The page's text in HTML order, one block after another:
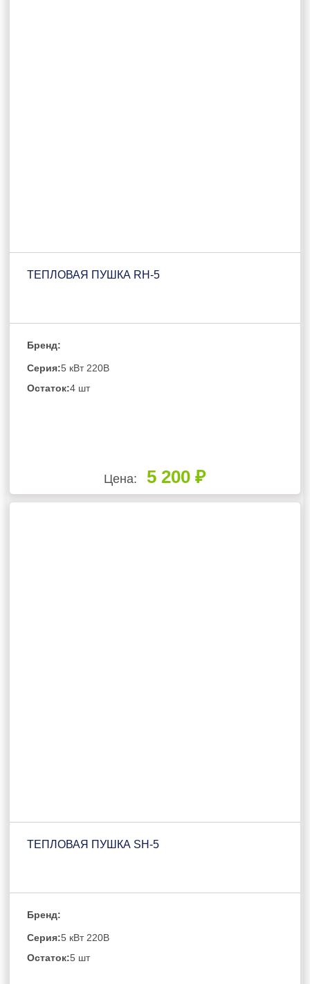
ТЕПЛОВАЯ ПУШКА RH-5
Бренд:
Серия:5 кВт 220В
Остаток:4 шт
Цена: 5 200 ₽
ТЕПЛОВАЯ ПУШКА SH-5
Бренд:
Серия:5 кВт 220В
Остаток:5 шт